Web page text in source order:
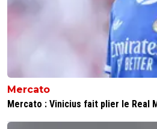
Mercato
Mercato : Vinicius fait plier le Real